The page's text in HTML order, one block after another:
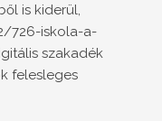
is kiderül,
726-iskola-a-
szakadék
felesleges